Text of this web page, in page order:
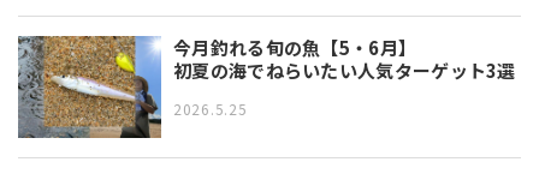
今月釣れる旬の魚【5・6月】
初夏の海でねらいたい人気ターゲット3選
2026.5.25